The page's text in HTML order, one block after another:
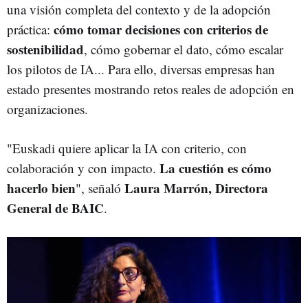
una visión completa del contexto y de la adopción
práctica: cómo tomar decisiones con criterios de
sostenibilidad, cómo gobernar el dato, cómo escalar
los pilotos de IA... Para ello, diversas empresas han
estado presentes mostrando retos reales de adopción en
organizaciones.
"Euskadi quiere aplicar la IA con criterio, con
colaboración y con impacto. La cuestión es cómo
hacerlo bien", señaló Laura Marrón, Directora
General de BAIC.